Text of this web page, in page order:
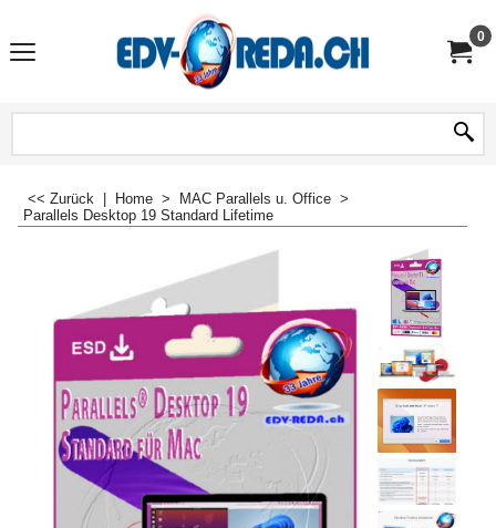
0
<< Zurück Home > MAC Parallels u. Office >
Parallels Desktop 19 Standard Lifetime